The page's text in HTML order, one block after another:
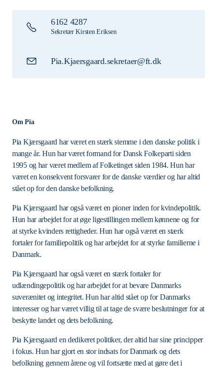
6162 4287
Sekretær Kirsten Eriksen
Pia.Kjaersgaard.sekretaer@ft.dk
Om Pia
Pia Kjærsgaard har været en stærk stemme i den danske politik i
mange år. Hun har været formand for Dansk Folkeparti siden
1995 og har været medlem af Folketinget siden 1984. Hun har
været en konsekvent forsvarer for de danske værdier og har altid
stået op for den danske befolkning.
Pia Kjærsgaard har også været en pioner inden for kvindepolitik.
Hun har arbejdet for at øge ligestillingen mellem kønnene og for
at styrke kvinders rettigheder. Hun har også været en stærk
fortaler for familiepolitik og har arbejdet for at styrke familierne i
Danmark.
Pia Kjærsgaard har også været en stærk fortaler for
udlændingepolitik og har arbejdet for at bevare Danmarks
suverænitet og integritet. Hun har altid stået op for Danmarks
interesser og har været villig til at tage de svære beslutninger for at
beskytte landet og dets befolkning.
Pia Kjærsgaard en dedikeret politiker, der altid har sine principper
i fokus. Hun har gjort en stor indsats for Danmark og dets
befolkning gennem årene og vil fortsætte med at gøre det i